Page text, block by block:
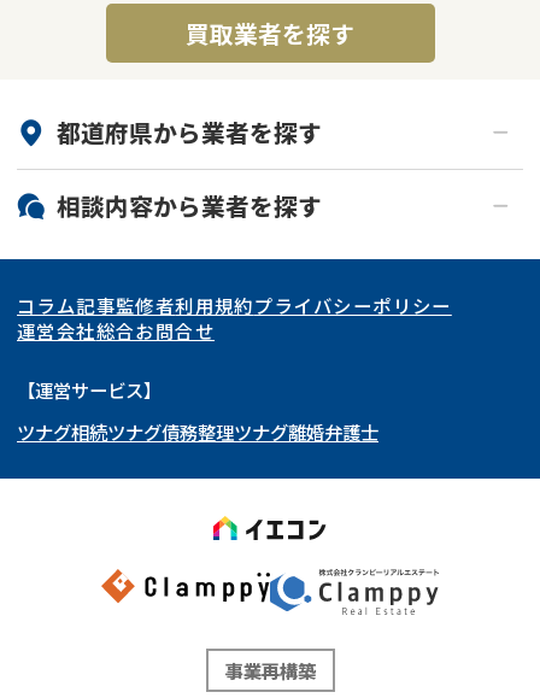
買取業者を探す
都道府県から業者を探す
北海道・東北
北海道 青森県
岩手県 宮城県
秋田県
福島県
関東
東京都 神奈川県
埼玉県
茨城県 群馬県
東海
愛知県
岐阜県 山梨県
関西
大阪府 京都府
奈良県
和歌山県
北陸・甲信越
石川県
富山県
岡山県
九州・沖縄
相談内容から業者を探す
再建築不可
底地
ゴミ屋敷
リースバック
コラム記事監修者利用規約プライバシーポリシー
運営会社総合お問合せ
【運営サービス】
ツナグ相続ツナグ債務整理ツナグ離婚弁護士
事業再構築